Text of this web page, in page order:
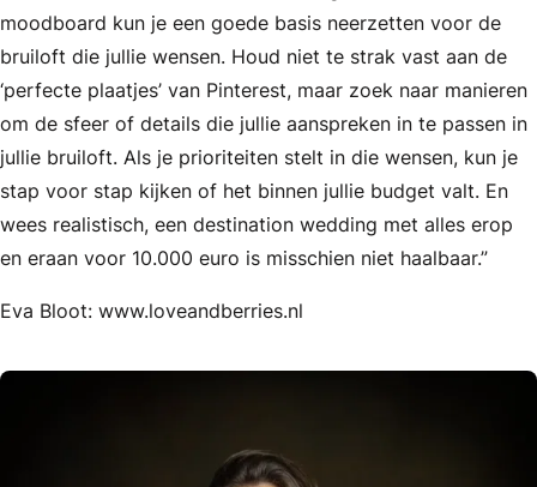
moodboard kun je een goede basis neerzetten voor de
bruiloft die jullie wensen. Houd niet te strak vast aan de
‘perfecte plaatjes’ van Pinterest, maar zoek naar manieren
om de sfeer of details die jullie aanspreken in te passen in
jullie bruiloft. Als je prioriteiten stelt in die wensen, kun je
stap voor stap kijken of het binnen jullie budget valt. En
wees realistisch, een destination wedding met alles erop
en eraan voor 10.000 euro is misschien niet haalbaar.”
Eva Bloot: www.loveandberries.nl